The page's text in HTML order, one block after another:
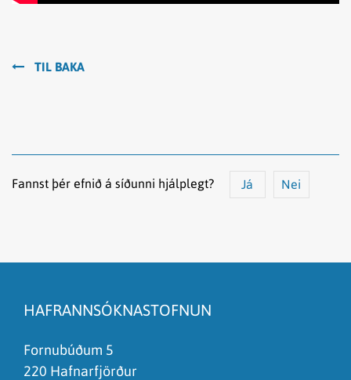
TIL BAKA
Fannst þér efnið á síðunni hjálplegt? Já Nei
Það er of mikið efni á síðunni
Ég skil ekki efnið, finnst það of flókið
HAFRANNSÓKNASTOFNUN
Fornubúðum 5
220 Hafnarfjörður